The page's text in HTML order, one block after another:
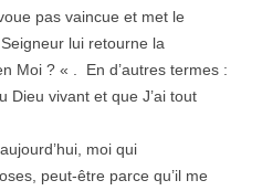
pas vaincue et met le
lui retourne la
Moi ? « . En d’autres termes :
Dieu vivant et que J’ai tout
moi qui
peut-être parce qu’il me